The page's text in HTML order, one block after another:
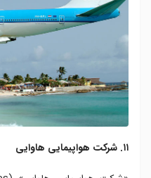
۱۱. شرکت هواپیمایی هاوایی